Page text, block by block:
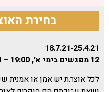
בחירת האוצר - 12 אוצרים.ות
18.7.21-25.4.21
12 מפגשים בימי א’, 19:00 – 20:30
לכל אוצר.ת יש אמן או אמנית